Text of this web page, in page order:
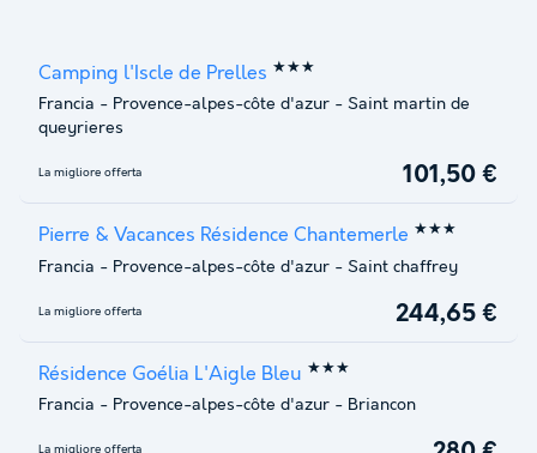
Camping l'Iscle de Prelles ★★★
Francia - Provence-alpes-côte d'azur - Saint martin de
queyrieres
La migliore offerta 101,50 €
Pierre & Vacances Résidence Chantemerle ★★★
Francia - Provence-alpes-côte d'azur - Saint chaffrey
La migliore offerta 244,65 €
Résidence Goélia L'Aigle Bleu ★★★
Francia - Provence-alpes-côte d'azur - Briancon
La migliore offerta